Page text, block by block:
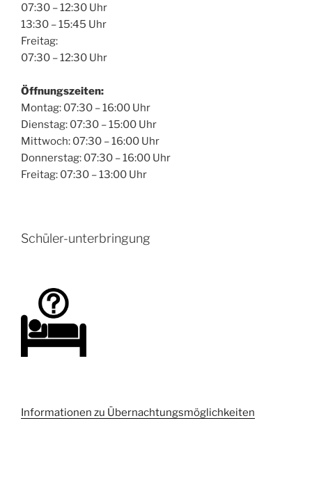
07:30 – 12:30 Uhr
13:30 – 15:45 Uhr
Freitag:
07:30 – 12:30 Uhr
Öffnungszeiten:
Montag: 07:30 – 16:00 Uhr
Dienstag: 07:30 – 15:00 Uhr
Mittwoch: 07:30 – 16:00 Uhr
Donnerstag: 07:30 – 16:00 Uhr
Freitag: 07:30 – 13:00 Uhr
Schüler-unterbringung
Informationen zu Übernachtungsmöglichkeiten